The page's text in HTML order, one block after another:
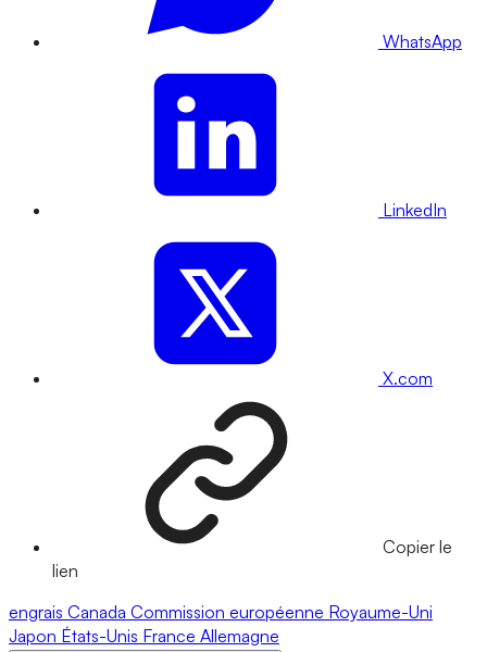
WhatsApp
LinkedIn
X.com
Copier le
lien
engrais Canada Commission européenne Royaume-Uni
Japon États-Unis France Allemagne